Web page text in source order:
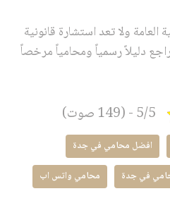
العامة ولا تعد استشارة قانونية
دليلاً رسمياً ومحامياً مرخصاً
5/5 - (149 صوت)
افضل محامي في جدة
في جدة
محامي واتس اب